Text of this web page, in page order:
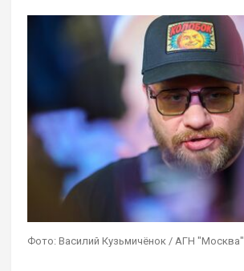
Фото: Василий Кузьмичёнок / АГН "Москва"